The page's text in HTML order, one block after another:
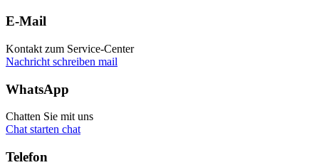
E-Mail
Kontakt zum Service-Center
Nachricht schreiben mail
WhatsApp
Chatten Sie mit uns
Chat starten chat
Telefon